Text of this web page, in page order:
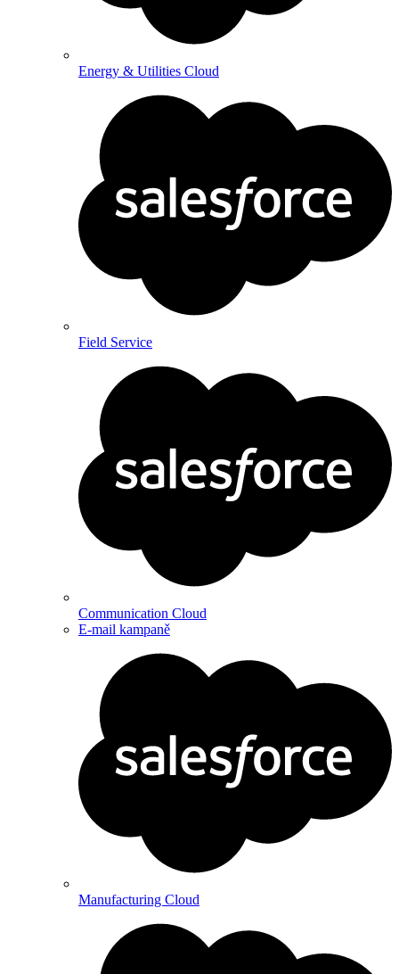
Energy & Utilities Cloud
Field Service
Communication Cloud
E-mail kampaně
Manufacturing Cloud